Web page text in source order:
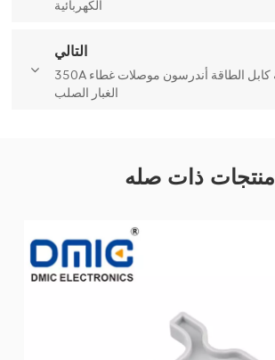
الكهربائية
التالي
350A رافعة شوكية بطارية كابل الطاقة أندرسون موصلات غطاء
الغبار الصلب
منتجات ذات صله